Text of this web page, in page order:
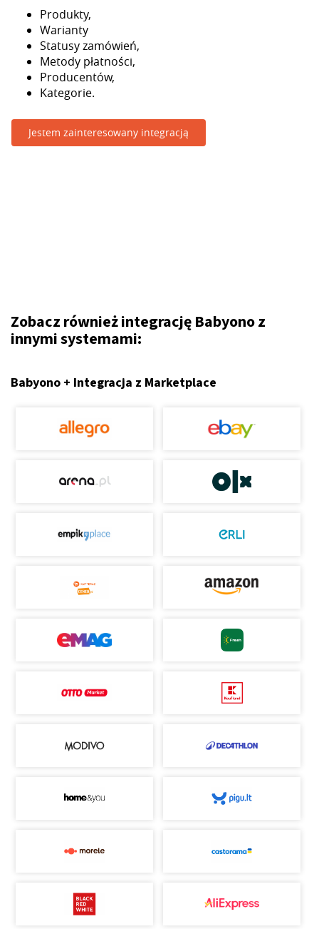
Produkty,
Warianty
Statusy zamówień,
Metody płatności,
Producentów,
Kategorie.
Jestem zainteresowany integracją
Zobacz również integrację Babyono z
innymi systemami:
Babyono + Integracja z Marketplace